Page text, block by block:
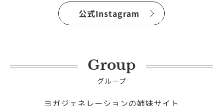
公式Instagram
Group
グループ
ヨガジェネレーションの姉妹サイト